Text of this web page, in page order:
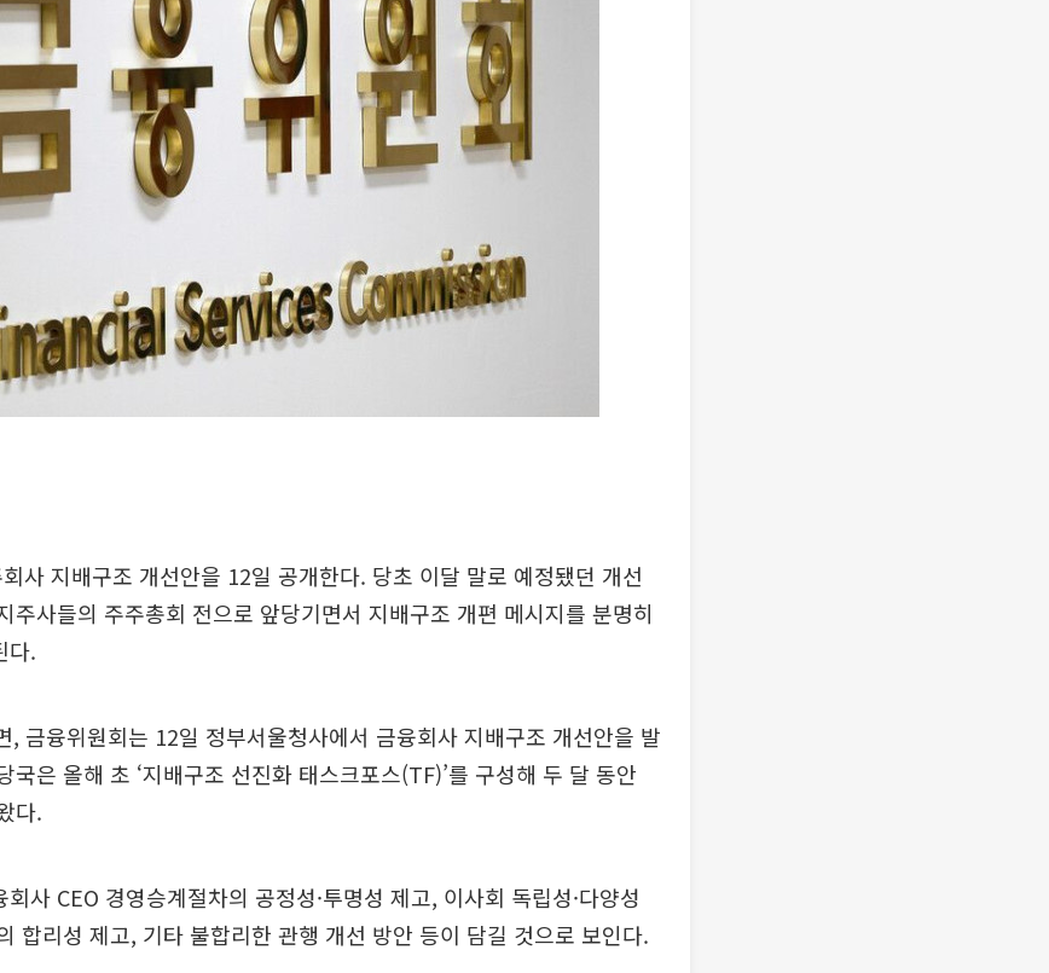
사 지배구조 개선안을 12일 공개한다. 당초 이달 말로 예정됐던 개선
주사들의 주주총회 전으로 앞당기면서 지배구조 개편 메시지를 분명히
다.
, 금융위원회는 12일 정부서울청사에서 금융회사 지배구조 개선안을 발
국은 올해 초 ‘지배구조 선진화 태스크포스(TF)’를 구성해 두 달 동안
다.
사 CEO 경영승계절차의 공정성·투명성 제고, 이사회 독립성·다양성
합리성 제고, 기타 불합리한 관행 개선 방안 등이 담길 것으로 보인다.